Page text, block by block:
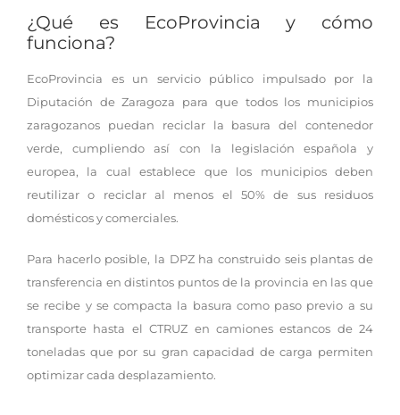
¿Qué es EcoProvincia y cómo
funciona?
EcoProvincia es un servicio público impulsado por la
Diputación de Zaragoza para que todos los municipios
zaragozanos puedan reciclar la basura del contenedor
verde, cumpliendo así con la legislación española y
europea, la cual establece que los municipios deben
reutilizar o reciclar al menos el 50% de sus residuos
domésticos y comerciales.
Para hacerlo posible, la DPZ ha construido seis plantas de
transferencia en distintos puntos de la provincia en las que
se recibe y se compacta la basura como paso previo a su
transporte hasta el CTRUZ en camiones estancos de 24
toneladas que por su gran capacidad de carga permiten
optimizar cada desplazamiento.